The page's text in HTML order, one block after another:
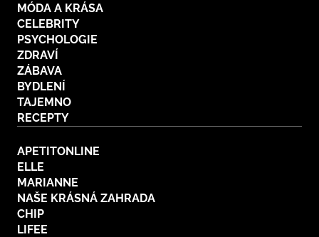
MÓDA A KRÁSA
CELEBRITY
PSYCHOLOGIE
ZDRAVÍ
ZÁBAVA
BYDLENÍ
TAJEMNO
RECEPTY
APETITONLINE
ELLE
MARIANNE
NAŠE KRÁSNÁ ZAHRADA
CHIP
LIFEE